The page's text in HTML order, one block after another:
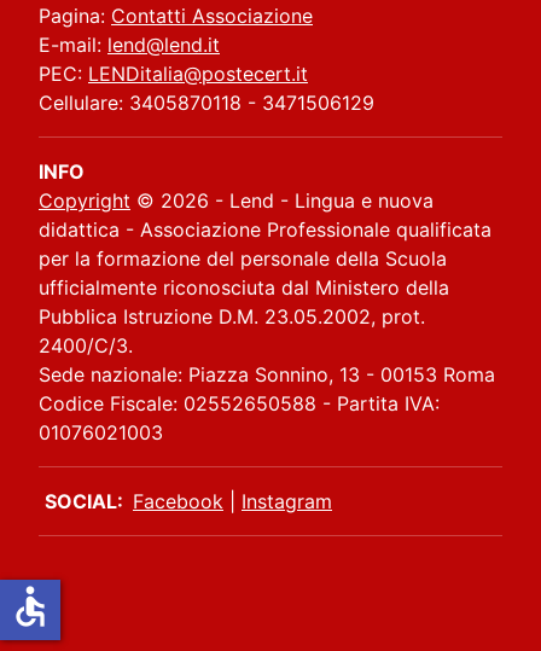
Pagina: Contatti Associazione
E-mail: lend@lend.it
PEC: LENDitalia@postecert.it
Cellulare: 3405870118 - 3471506129
INFO
Copyright © 2026 - Lend - Lingua e nuova
didattica - Associazione Professionale qualificata
per la formazione del personale della Scuola
ufficialmente riconosciuta dal Ministero della
Pubblica Istruzione D.M. 23.05.2002, prot.
2400/C/3.
Sede nazionale: Piazza Sonnino, 13 - 00153 Roma
Codice Fiscale: 02552650588 - Partita IVA:
01076021003
SOCIAL: Facebook Instagram
accessible